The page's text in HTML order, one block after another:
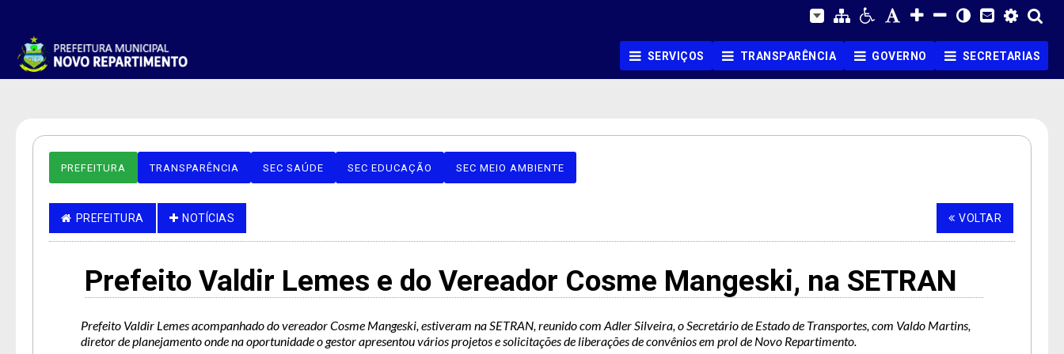
SERVIÇOS TRANSPARÊNCIA GOVERNO SECRETARIAS
PREFEITURA TRANSPARÊNCIA SEC SAÚDE SEC EDUCAÇÃO SEC MEIO AMBIENTE
PREFEITURA NOTÍCIAS VOLTAR
Prefeito Valdir Lemes e do Vereador Cosme Mangeski, na SETRAN
Prefeito Valdir Lemes acompanhado do vereador Cosme Mangeski, estiveram na SETRAN, reunido com Adler Silveira, o Secretário de Estado de Transportes, com Valdo Martins,
diretor de planejamento onde na oportunidade o gestor apresentou vários projetos e solicitações de liberações de convênios em prol de Novo Repartimento.